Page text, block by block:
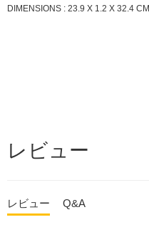
DIMENSIONS : 23.9 X 1.2 X 32.4 CM
レビュー
レビュー Q&A